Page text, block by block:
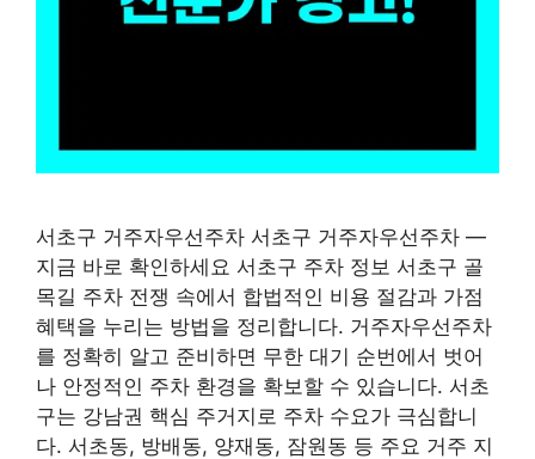
서초구 거주자우선주차 서초구 거주자우선주차 —
지금 바로 확인하세요 서초구 주차 정보 서초구 골
목길 주차 전쟁 속에서 합법적인 비용 절감과 가점
혜택을 누리는 방법을 정리합니다. 거주자우선주차
를 정확히 알고 준비하면 무한 대기 순번에서 벗어
나 안정적인 주차 환경을 확보할 수 있습니다. 서초
구는 강남권 핵심 주거지로 주차 수요가 극심합니
다. 서초동, 방배동, 양재동, 잠원동 등 주요 거주 지